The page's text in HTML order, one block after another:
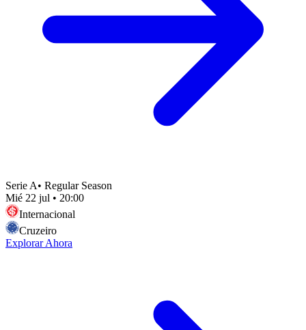
Serie A• Regular Season
Mié 22 jul • 20:00
Internacional
Cruzeiro
Explorar Ahora